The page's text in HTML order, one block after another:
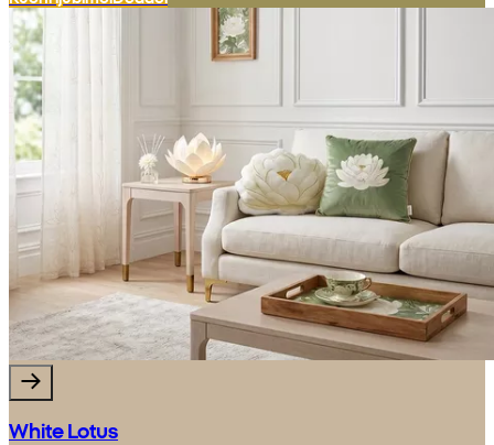
White Lotus